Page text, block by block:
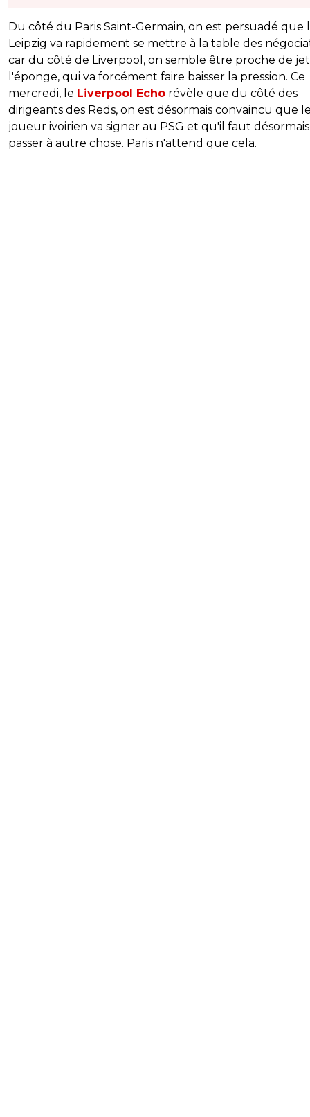
Du côté du Paris Saint-Germain, on est persuadé que
Leipzig va rapidement se mettre à la table des
car du côté de Liverpool, on semble être proche de
l'éponge, qui va forcément faire baisser la pression. Ce
mercredi, le Liverpool Echo révèle que du côté des
dirigeants des Reds, on est désormais convaincu que
joueur ivoirien va signer au PSG et qu'il faut désormais
passer à autre chose. Paris n'attend que cela.